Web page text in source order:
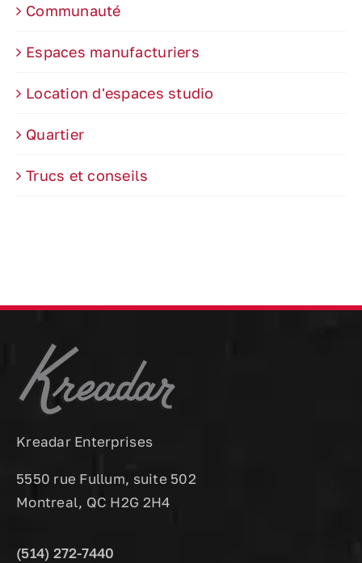
Communauté
Espaces manufacturiers
Location d'espaces studio
Quartier
Trucs et conseils
Kreadar Enterprises
5550 rue Fullum, suite 502
Montreal, QC H2G 2H4
(514) 272-7440